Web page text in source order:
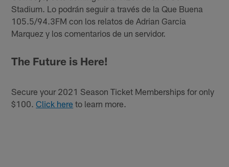
Stadium. Lo podrán seguir a través de la Que Buena
105.5/94.3FM con los relatos de Adrian Garcia
Marquez y los comentarios de un servidor.
The Future is Here!
Secure your 2021 Season Ticket Memberships for only
$100.Click here to learn more.